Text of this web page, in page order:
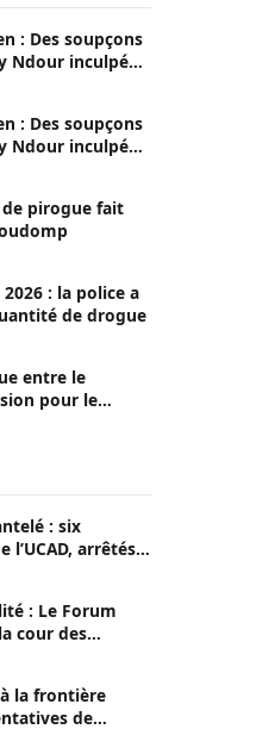
: Des soupçons
Ndour inculpée
: Des soupçons
Ndour inculpée
pirogue fait
à Goudomp
: la police a
de drogue
entre le
pour le
: six
arrêtés à
propagé le
: Le Forum
cour des
la frontière
de